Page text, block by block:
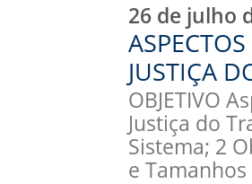
26 de julho
JUSTIÇA
OBJETIVO
Justiça do
Sistema; 2
e